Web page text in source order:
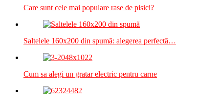
Care sunt cele mai populare rase de pisici?
Saltelele 160x200 din spumă: alegerea perfectă…
Cum sa alegi un gratar electric pentru carne